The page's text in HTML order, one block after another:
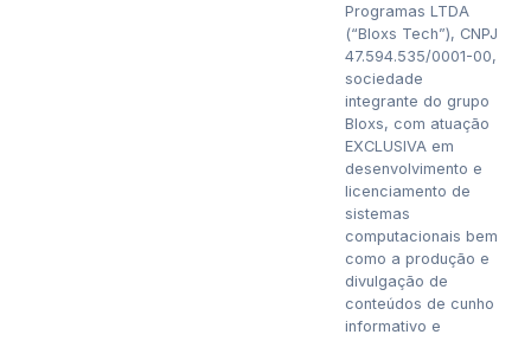
Programas LTDA
(“Bloxs Tech”), CNPJ
47.594.535/0001-00,
sociedade
integrante do grupo
Bloxs, com atuação
EXCLUSIVA em
desenvolvimento e
licenciamento de
sistemas
computacionais bem
como a produção e
divulgação de
conteúdos de cunho
informativo e